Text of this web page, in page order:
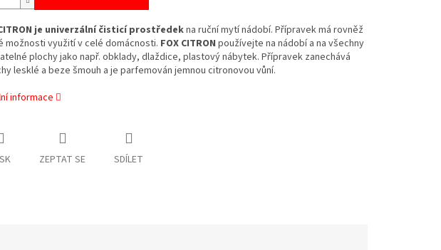
je univerzální čisticí prostředekna ruční mytí nádobí. Přípravek má rovněž
možnosti využití v celé domácnosti. FOX CITRON používejte na nádobí a na všechny
plochy jako např. obklady, dlaždice, plastový nábytek. Přípravek zanechává
lesklé a beze šmouh a je parfemován jemnou citronovou vůní.
informace
ZEPTAT SE SDÍLET